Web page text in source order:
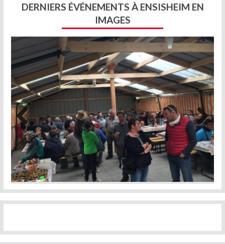
DERNIERS ÉVÉNEMENTS À ENSISHEIM EN
IMAGES
Previous Next